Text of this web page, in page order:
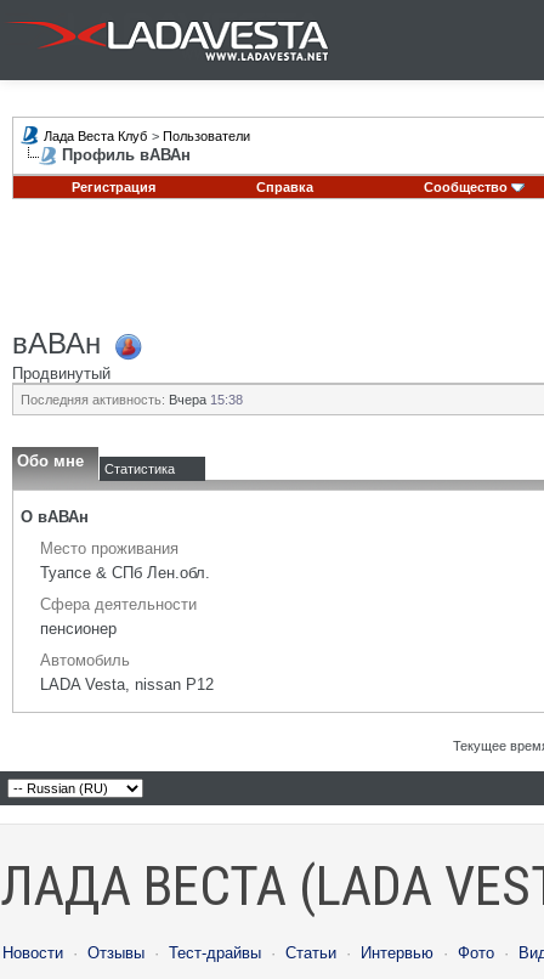
Лада Веста Клуб > Пользователи
Профиль вАВАн
Регистрация Справка Сообщество
вАВАн
Продвинутый
Последняя активность: Вчера 15:38
Обо мне Статистика
О вАВАн
Место проживания
Туапсе & СПб Лен.обл.
Сфера деятельности
пенсионер
Автомобиль
LADA Vesta, nissan P12
Текущее
ЛАДА ВЕСТА (LADA
Новости · Отзывы · Тест-драйвы · Статьи · Интервью · Фото ·